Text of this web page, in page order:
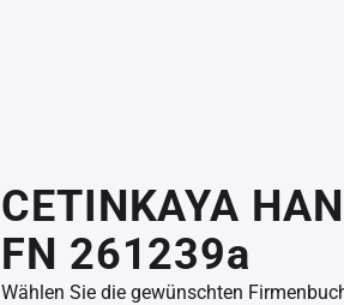
CETINKAYA
FN 261239a
Wählen Sie die gewünschten